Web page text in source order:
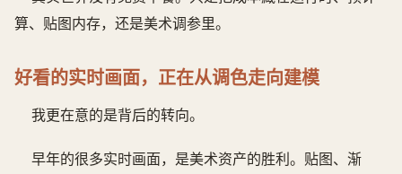
算、贴图内存，还是美术调参里。
好看的实时画面，正在从调色走向建模
我更在意的是背后的转向。
早年的很多实时画面，是美术资产的胜利。贴图、渐